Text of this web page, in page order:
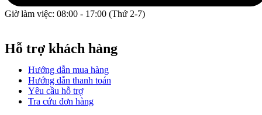
Giờ làm việc: 08:00 - 17:00 (Thứ 2-7)
Hỗ trợ khách hàng
Hướng dẫn mua hàng
Hướng dẫn thanh toán
Yêu cầu hỗ trợ
Tra cứu đơn hàng